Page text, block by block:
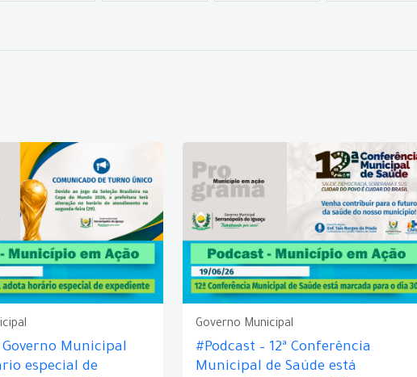
Governo Municipal
especial de
Governo Municipal
#Podcast – 12ª Conferência
Municipal de Saúde está